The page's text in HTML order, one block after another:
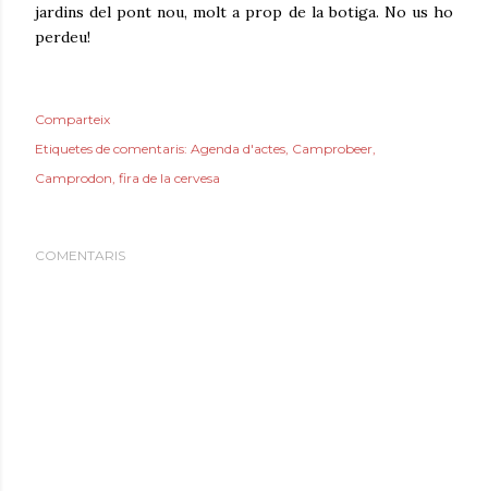
jardins del pont nou, molt a prop de la botiga. No us ho
perdeu!
Comparteix
Etiquetes de comentaris: Agenda d'actes Camprobeer
Camprodon fira de la cervesa
COMENTARIS